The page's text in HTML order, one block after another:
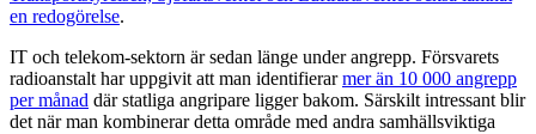
en redogörelse.
IT och telekom-sektorn är sedan länge under angrepp. Försvarets
radioanstalt har uppgivit att man identifierarmer än 10 000 angrepp
per månad där statliga angripare ligger bakom. Särskilt intressant blir
det när man kombinerar detta område med andra samhällsviktiga